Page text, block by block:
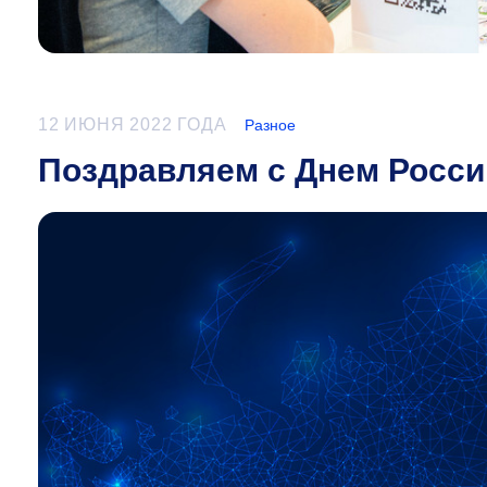
12 ИЮНЯ 2022 ГОДА Разное
Поздравляем с Днем